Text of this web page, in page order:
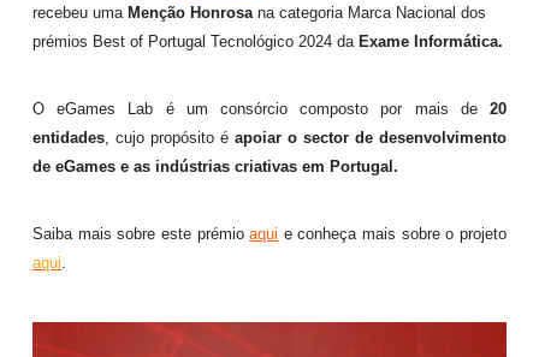
recebeu uma Menção Honrosa na categoria Marca Nacional dos
prémios Best of Portugal Tecnológico 2024 da Exame Informática.
O eGames Lab é um consórcio composto por mais de 20
entidades , cujo propósito é apoiar o sector de desenvolvimento
de eGames e as indústrias criativas em Portugal.
Saiba mais sobre este prémioaqui e conheça mais sobre o projeto
aqui